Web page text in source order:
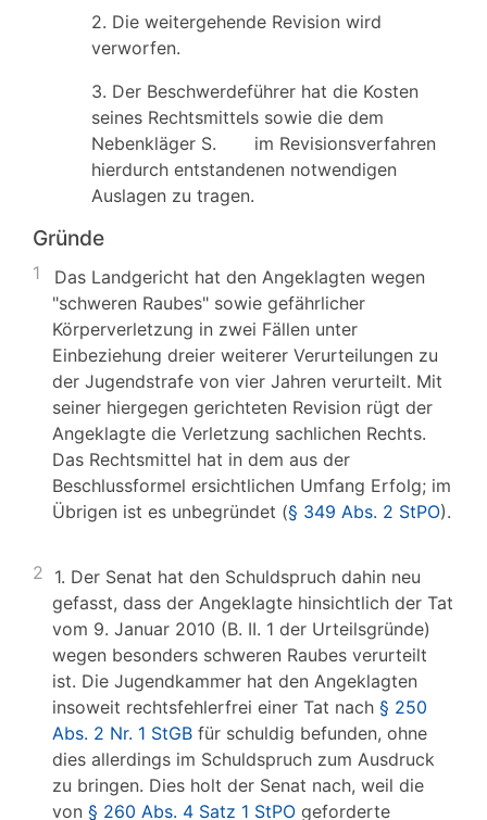
2. Die weitergehende Revision wird
verworfen.
3. Der Beschwerdeführer hat die Kosten
seines Rechtsmittels sowie die dem
Nebenkläger S. im Revisionsverfahren
hierdurch entstandenen notwendigen
Auslagen zu tragen.
Gründe
1
Das Landgericht hat den Angeklagten wegen
"schweren Raubes" sowie gefährlicher
Körperverletzung in zwei Fällen unter
Einbeziehung dreier weiterer Verurteilungen zu
der Jugendstrafe von vier Jahren verurteilt. Mit
seiner hiergegen gerichteten Revision rügt der
Angeklagte die Verletzung sachlichen Rechts.
Das Rechtsmittel hat in dem aus der
Beschlussformel ersichtlichen Umfang Erfolg; im
Übrigen ist es unbegründet (§ 349 Abs. 2 StPO).
2 1. Der Senat hat den Schuldspruch dahin neu
gefasst, dass der Angeklagte hinsichtlich der Tat
vom 9. Januar 2010 (B. II. 1 der Urteilsgründe)
wegen besonders schweren Raubes verurteilt
ist. Die Jugendkammer hat den Angeklagten
insoweit rechtsfehlerfrei einer Tat nach § 250
Abs. 2 Nr. 1 StGB für schuldig befunden, ohne
dies allerdings im Schuldspruch zum Ausdruck
zu bringen. Dies holt der Senat nach, weil die
von § 260 Abs. 4 Satz 1 StPO geforderte